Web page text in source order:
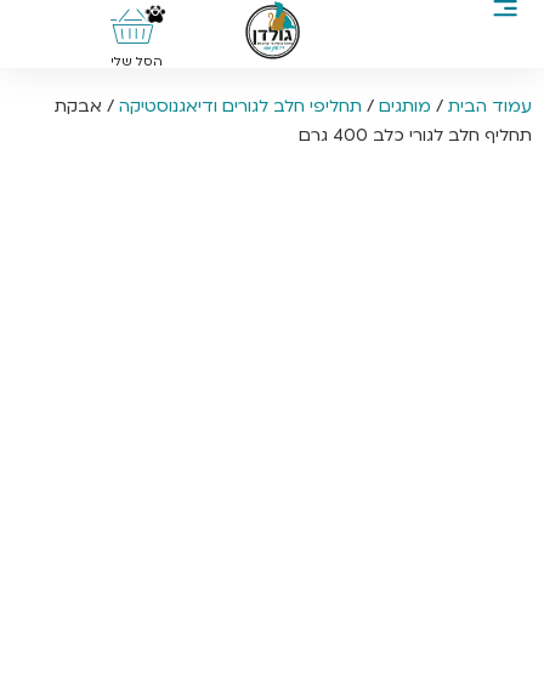
0
הסל שלי
עמוד הבית / מותגים / תחליפי חלב לגורים ודיאגנוסטיקה / אבקת
תחליף חלב לגורי כלב 400 גרם